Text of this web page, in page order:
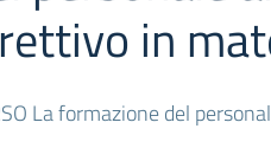
in
La formazione del